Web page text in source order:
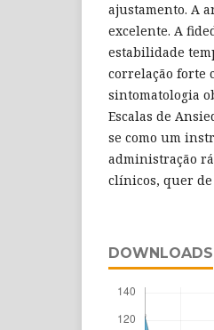
ajustamento. A
excelente. A
estabilidade
correlação forte
sintomatologia
Escalas de
se como um
administração
clínicos, quer de
DOWNLOADS